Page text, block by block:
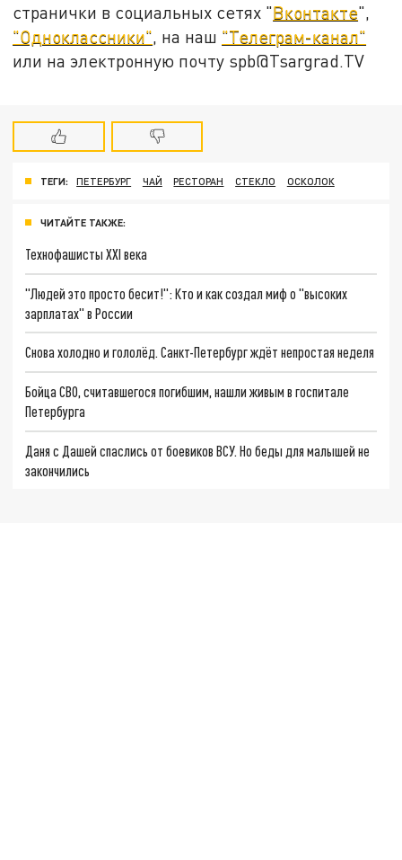
странички в социальных сетях "Вконтакте",
"Одноклассники" , на наш "Телеграм-канал"
или на электронную почту spb@Tsargrad.TV
ТЕГИ: ПЕТЕРБУРГ ЧАЙ РЕСТОРАН СТЕКЛО ОСКОЛОК
ЧИТАЙТЕ ТАКЖЕ:
Технофашисты XXI века
"Людей это просто бесит!": Кто и как создал миф о "высоких
зарплатах" в России
Снова холодно и гололёд. Санкт-Петербург ждёт непростая неделя
Бойца СВО, считавшегося погибшим, нашли живым в госпитале
Петербурга
Даня с Дашей спаслись от боевиков ВСУ. Но беды для малышей не
закончились